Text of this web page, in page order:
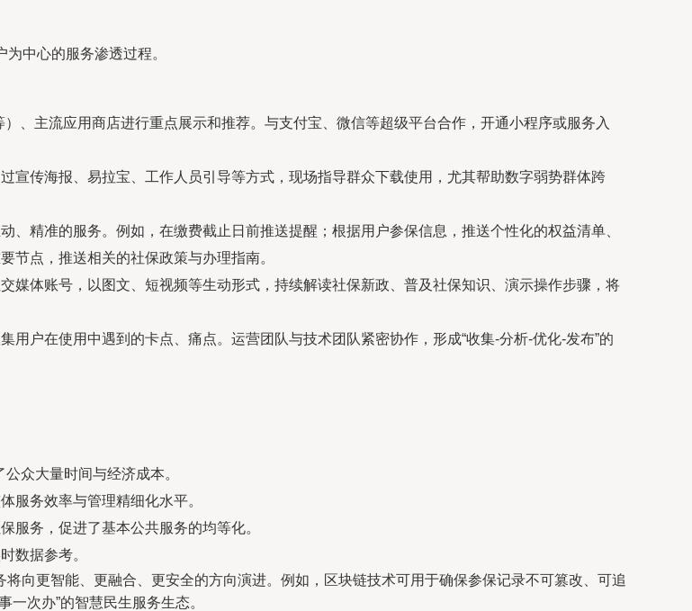
中心的服务渗透过程。
）、主流应用商店进行重点展示和推荐。与支付宝、微信等超级平台合作，开通小程序或服务入
宣传海报、易拉宝、工作人员引导等方式，现场指导群众下载使用，尤其帮助数字弱势群体跨
、精准的服务。例如，在缴费截止日前推送提醒；根据用户参保信息，推送个性化的权益清单、
节点，推送相关的社保政策与办理指南。
媒体账号，以图文、短视频等生动形式，持续解读社保新政、普及社保知识、演示操作步骤，将
用户在使用中遇到的卡点、痛点。运营团队与技术团队紧密协作，形成“收集-分析-优化-发布”的
公众大量时间与经济成本。
服务效率与管理精细化水平。
服务，促进了基本公共服务的均等化。
数据参考。
向更智能、更融合、更安全的方向演进。例如，区块链技术可用于确保参保记录不可篡改、可追
次办”的智慧民生服务生态。